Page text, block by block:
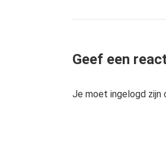
Geef een
Je moet ingelogd zijn